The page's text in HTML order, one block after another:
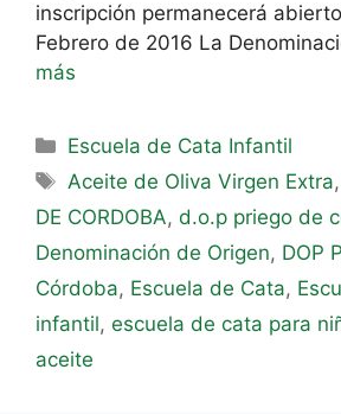
inscripción permanecerá
Febrero de 2016 La
más
Escuela de Cata Infantil
Aceite de Oliva Virgen Extra,
DE CORDOBA, d.o.p priego de
Denominación de Origen, DOP
Córdoba, Escuela de Cata,
infantil, escuela de cata para
aceite